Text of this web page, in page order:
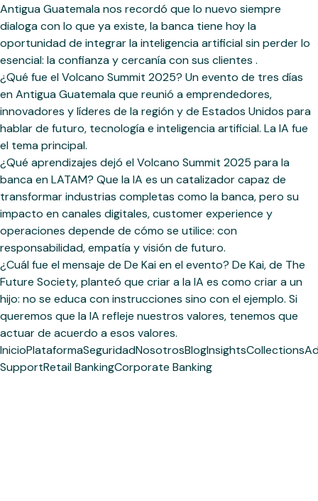
Antigua Guatemala nos recordó que lo nuevo siempre
dialoga con lo que ya existe, la banca tiene hoy la
oportunidad de integrar la inteligencia artificial sin perder lo
esencial: la confianza y cercanía con sus clientes .
¿Qué fue el Volcano Summit 2025? Un evento de tres días
en Antigua Guatemala que reunió a emprendedores,
innovadores y líderes de la región y de Estados Unidos para
hablar de futuro, tecnología e inteligencia artificial. La IA fue
el tema principal.
¿Qué aprendizajes dejó el Volcano Summit 2025 para la
banca en LATAM? Que la IA es un catalizador capaz de
transformar industrias completas como la banca, pero su
impacto en canales digitales, customer experience y
operaciones depende de cómo se utilice: con
responsabilidad, empatía y visión de futuro.
¿Cuál fue el mensaje de De Kai en el evento? De Kai, de The
Future Society, planteó que criar a la IA es como criar a un
hijo: no se educa con instrucciones sino con el ejemplo. Si
queremos que la IA refleje nuestros valores, tenemos que
actuar de acuerdo a esos valores.
InicioPlataformaSeguridadNosotrosBlogInsightsCollections
SupportRetail BankingCorporate Banking